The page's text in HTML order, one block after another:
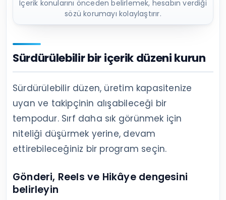
İçerik konularını önceden belirlemek, hesabın verdiği